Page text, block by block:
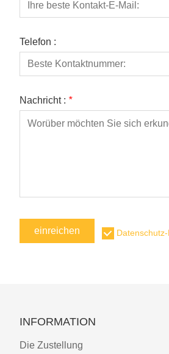
Telefon :
Nachricht : *
einreichen
INFORMATION
Die Zustellung